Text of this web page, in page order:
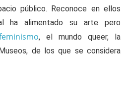
público. Reconoce en ellos
ha alimentado su arte pero
, el mundo queer, la
de los que se considera